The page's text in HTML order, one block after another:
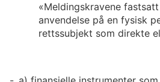
«Meldingskravene
anvendelse på en fysisk
rettssubjekt som direkte